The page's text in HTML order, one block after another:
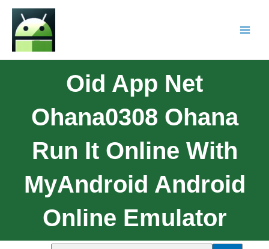
Oid App Net
Ohana0308 Ohana
Run It Online With
MyAndroid Android
Online Emulator